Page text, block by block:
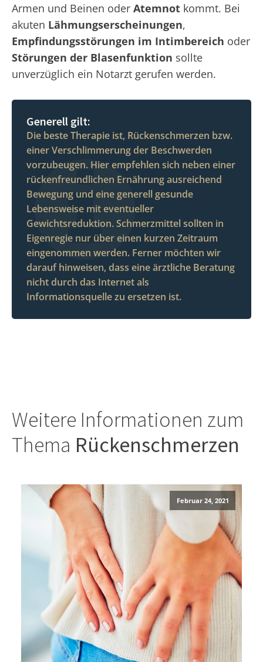
Armen und Beinen oder Atemnot kommt. Bei
akuten Lähmungserscheinungen,
Empfindungsstörungen im Intimbereich oder
Störungen der Blasenfunktion sollte
unverzüglich ein Notarzt gerufen werden.
Generell gilt:
Die beste Therapie ist, Rückenschmerzen bzw.
einer Verschlimmerung der Beschwerden
vorzubeugen. Hier empfehlen sich neben einer
rückenfreundlichen Ernährung ausreichend
Bewegung und eine generell gesunde
Lebensweise mit eventueller
Gewichtsreduktion. Schmerzmittel sollten in
Eigenregie nur über einen kurzen Zeitraum
eingenommen werden. Ferner möchten wir
darauf hinweisen, dass eine ärztliche Beratung
nicht durch das Internet als
Informationsquelle zu ersetzen ist.
Weitere Informationen zum
Thema Rückenschmerzen
Februar 24, 2021